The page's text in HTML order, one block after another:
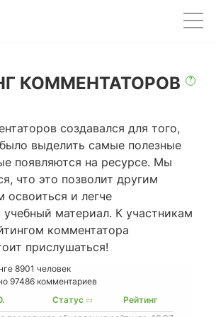
КОММЕНТАТОРОВ ?
создавался для того,
выделить самые полезные
появляются на ресурсе. Мы
что это позволит другим
освоиться и легче
учебный материал. К участникам
комментатора
прислушаться!
8901 человек
97486 комментариев
Статус
Рейтинг